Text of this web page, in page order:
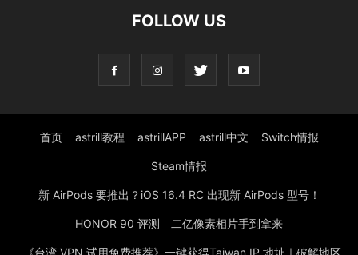
FOLLOW US
首页 astrill教程 astrillAPP astrill中文 Switch情报
Steam情报
新 AirPods 要推出？iOS 16.4 RC 出现新 AirPods 型号！
HONOR 90 评测 二亿像素相片手到拿来